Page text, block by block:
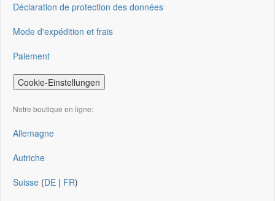
Déclaration de protection des données
Mode d'expédition et frais
Paiement
Cookie-Einstellungen
Notre boutique en ligne:
Allemagne
Autriche
Suisse (DE | FR)